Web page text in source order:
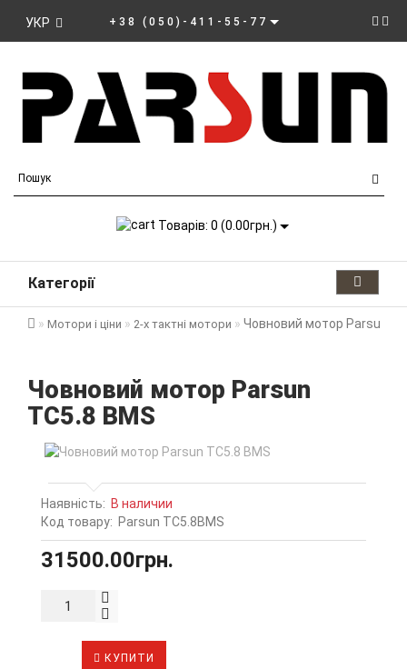
УКР +38 (050)-411-55-77
Товарів: 0 (0.00грн.)
Категорії
Мотори і ціни 2-х тактні мотори Човновий мотор Parsun
Човновий мотор Parsun
TС5.8 BMS
Наявність: В наличии
Код товару: Parsun ТС5.8BMS
31500.00грн.
КУПИТИ